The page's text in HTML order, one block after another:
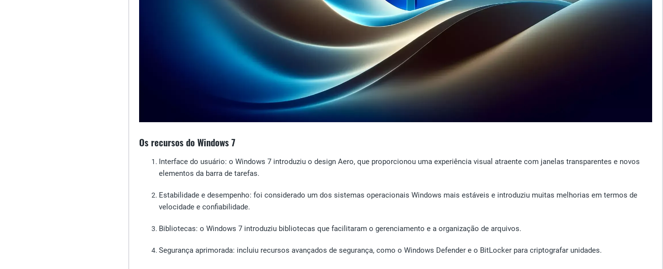
Os recursos do Windows 7
Interface do usuário: o Windows 7 introduziu o design Aero, que proporcionou uma experiência visual atraente com janelas transparentes e novos
elementos da barra de tarefas.
Estabilidade e desempenho: foi considerado um dos sistemas operacionais Windows mais estáveis e introduziu muitas melhorias em termos de
velocidade e confiabilidade.
Bibliotecas: o Windows 7 introduziu bibliotecas que facilitaram o gerenciamento e a organização de arquivos.
Segurança aprimorada: incluiu recursos avançados de segurança, como o Windows Defender e o BitLocker para criptografar unidades.